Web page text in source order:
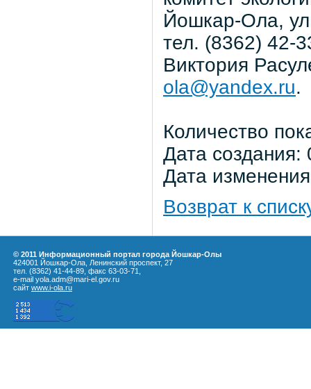
Йошкар-Ола,
тел. (8362) 42-
Виктория
ola@yandex.ru.
Количество
Дата
Дата
Возврат к
© 2011 Информационный портал города Йошкар-Олы
424001 Йошкар-Ола, Ленинский проспект, 27
тел. (8362) 41-44-89, факс 63-03-71,
e-mail yola.adm@mari-el.gov.ru
сайт www.i-ola.ru